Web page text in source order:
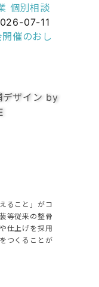
個別相談
07-11
催のおし
デザイン by
ること」がコ
等従来の整骨
仕上げを採用
つくることが